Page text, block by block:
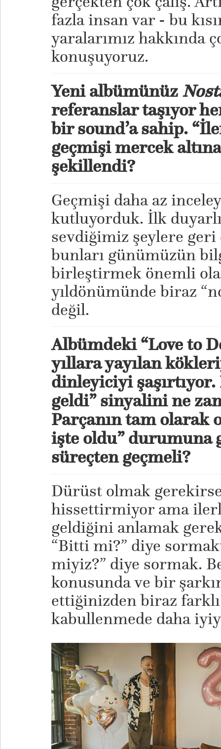
fazla insan var - bu
yaralarımız hakkında
konuşuyoruz.
Yeni albümünüz
referanslar taşıyor
bir sound’a sahip.
geçmişi mercek
şekillendi?
Geçmişi daha az
kutluyorduk. İlk
sevdiğimiz şeylere
bunları günümüzün
birleştirmek önemli
yıldönümünde biraz
değil.
Albümdeki “Love to
yıllara yayılan
dinleyiciyi
geldi” sinyalini ne
Parçanın tam olarak
işte oldu” durumuna
süreçten geçmeli?
Dürüst olmak
hissettirmiyor ama
geldiğini anlamak
“Bitti mi?” diye
miyiz?” diye sormak.
konusunda ve bir
ettiğinizden biraz farklı
kabullenmede daha